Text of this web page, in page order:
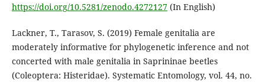
https://doi.org/10.5281/zenodo.4272127(In English)
Lackner, T., Tarasov, S. (2019) Female genitalia are
moderately informative for phylogenetic inference and not
concerted with male genitalia in Saprininae beetles
(Coleoptera: Histeridae). Systematic Entomology, vol. 44, no.